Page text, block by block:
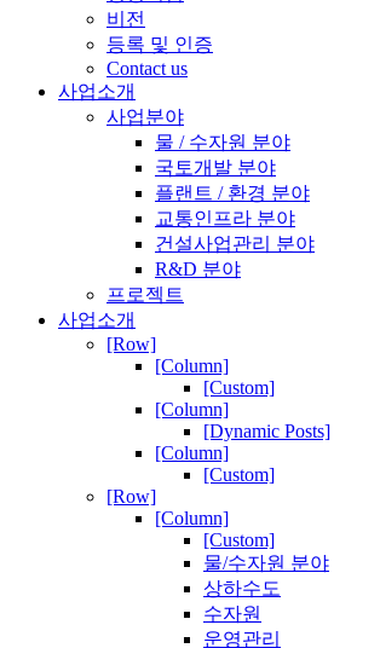
비전
등록 및 인증
Contact us
사업소개
사업분야
물 / 수자원 분야
국토개발 분야
플랜트 / 환경 분야
교통인프라 분야
건설사업관리 분야
R&D 분야
프로젝트
사업소개
[Row]
[Column]
[Custom]
[Column]
[Dynamic Posts]
[Column]
[Custom]
[Row]
[Column]
[Custom]
물/수자원 분야
상하수도
수자원
운영관리